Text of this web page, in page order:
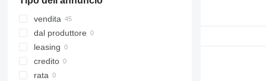
vendita
dal produttore
leasing
credito
rata